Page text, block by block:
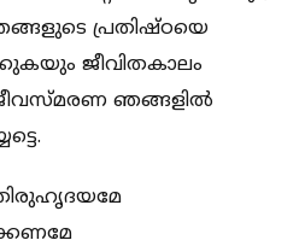
പ്രതിഷ്ഠയെ
ജീവിതകാലം
ഞങ്ങളില്‍